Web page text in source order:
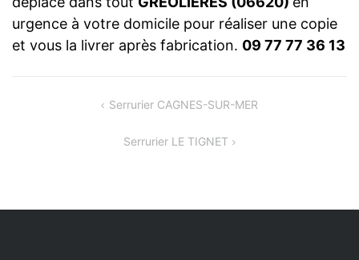
urgence à votre domicile pour réaliser une copie
et vous la livrer après fabrication. 09 77 77 36 13
NAVIGATION Serrurier CAGNES-SUR-MER
Serrurier LE TIGNET